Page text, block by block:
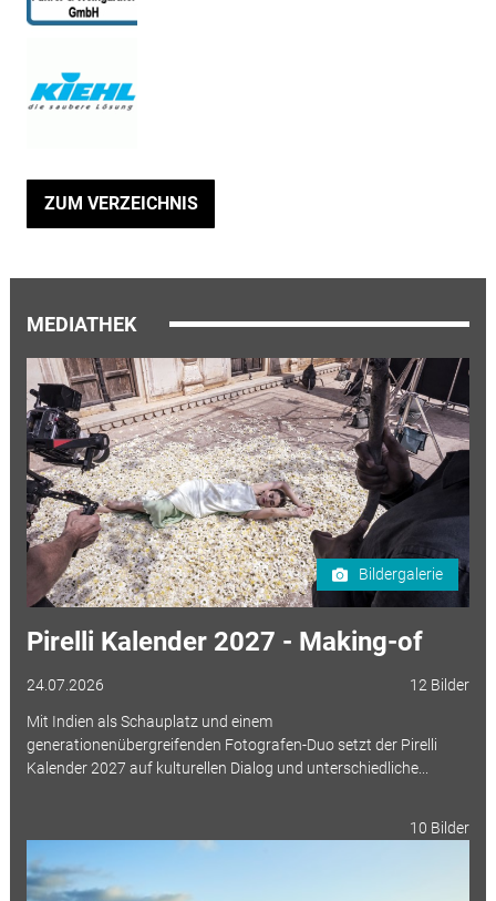
ZUM VERZEICHNIS
MEDIATHEK
Bildergalerie
Pirelli Kalender 2027 - Making-of
24.07.2026 12 Bilder
Mit Indien als Schauplatz und einem
generationenübergreifenden Fotografen-Duo setzt der Pirelli
Kalender 2027 auf kulturellen Dialog und unterschiedliche...
10 Bilder